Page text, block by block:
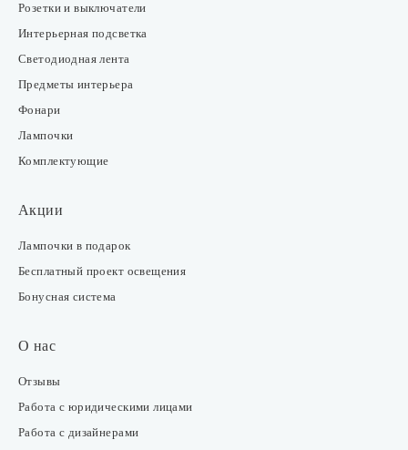
Розетки и выключатели
Интерьерная подсветка
Светодиодная лента
Предметы интерьера
Фонари
Лампочки
Комплектующие
Акции
Лампочки в подарок
Бесплатный проект освещения
Бонусная система
О нас
Отзывы
Работа с юридическими лицами
Работа с дизайнерами